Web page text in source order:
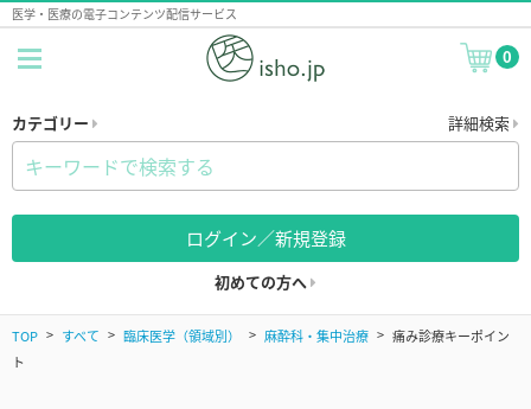
医学・医療の電子コンテンツ配信サービス
0
カテゴリー 詳細検索
ログイン／新規登録
初めての方へ
TOP すべて 臨床医学（領域別） 麻酔科・集中治療
痛み診療キーポイン
ト